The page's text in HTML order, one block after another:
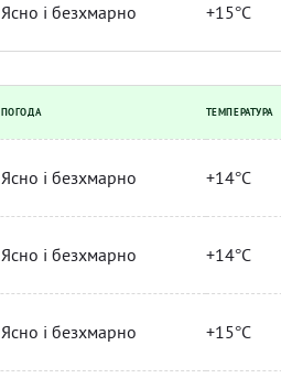
Ясно і безхмарно +15°C
ПОГОДА ТЕМПЕРАТУРА
Ясно і безхмарно +14°C
Ясно і безхмарно +14°C
Ясно і безхмарно +15°C